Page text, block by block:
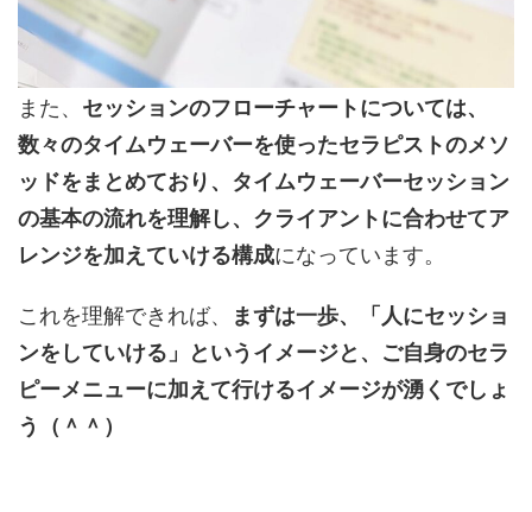
また、 セッションのフローチャートについては、
数々のタイムウェーバーを使ったセラピストのメソ
ッドをまとめており、 タイムウェーバーセッション
の基本の流れを理解し、クライアントに合わせてア
レンジを加えていける構成になっています。
これを理解できれば、
まずは一歩、「人にセッショ
ンをしていける」というイメージと、ご自身のセラ
ピーメニューに加えて行けるイメージが湧くでしょ
う（＾＾）